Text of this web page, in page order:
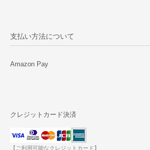
支払い方法について
Amazon Pay
クレジットカード決済
【ご利用可能なクレジットカード】